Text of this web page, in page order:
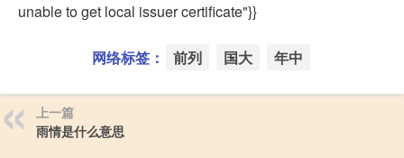
unable to get local issuer certificate"}}
网络标签： 前列 国大 年中
上一篇
雨情是什么意思